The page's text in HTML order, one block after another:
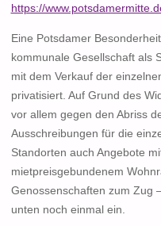
https://
Eine Potsdamer
kommunale Gesellschaft als
mit dem Verkauf der
privatisiert. Auf Grund des
vor allem gegen den Abriss
Ausschreibungen für die
Standorten auch Angebote
mietpreisgebundenem
Genossenschaften zum Zug
unten noch einmal ein.